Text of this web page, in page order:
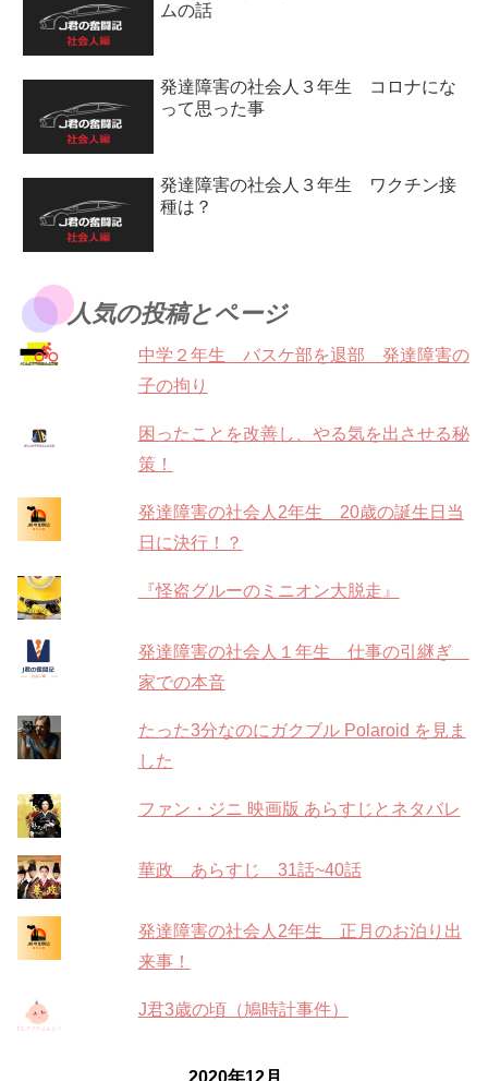
ムの話
発達障害の社会人３年生 コロナにな
って思った事
発達障害の社会人３年生 ワクチン接
種は？
人気の投稿とページ
中学２年生 バスケ部を退部 発達障害の
子の拘り
困ったことを改善し、やる気を出させる秘
策！
発達障害の社会人2年生 20歳の誕生日当
日に決行！？
『怪盗グルーのミニオン大脱走』
発達障害の社会人１年生 仕事の引継ぎ
家での本音
たった3分なのにガクブル Polaroid を見ま
した
ファン・ジニ 映画版 あらすじとネタバレ
華政 あらすじ 31話~40話
発達障害の社会人2年生 正月のお泊り出
来事！
J君3歳の頃（鳩時計事件）